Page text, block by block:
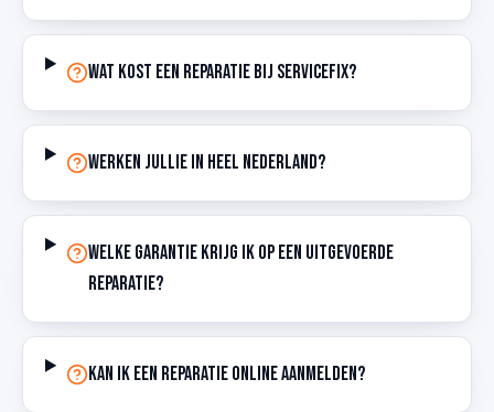
Wat kost een reparatie bij ServiceFix?
Werken jullie in heel Nederland?
Welke garantie krijg ik op een uitgevoerde
reparatie?
Kan ik een reparatie online aanmelden?